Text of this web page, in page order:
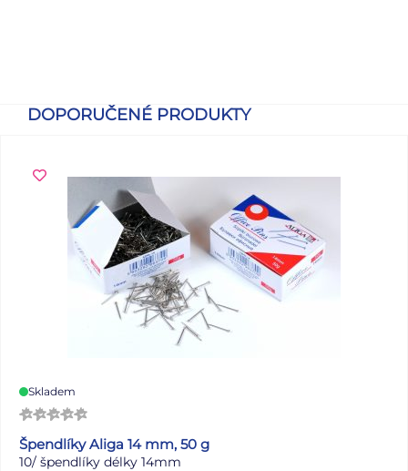
DOPORUČENÉ PRODUKTY
Skladem
Špendlíky Aliga 14 mm, 50 g
10/ špendlíky délky 14mm